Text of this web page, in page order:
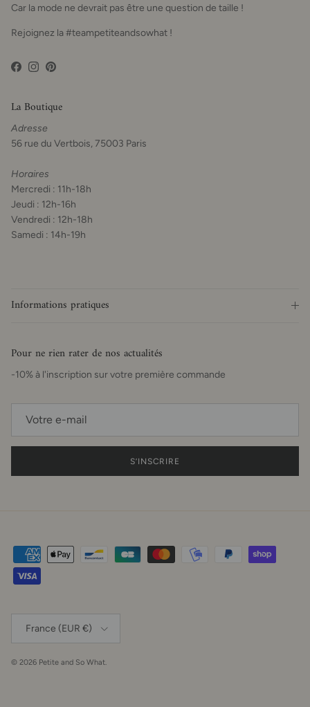
Car la mode ne devrait pas être une question de taille !
Rejoignez la #teampetiteandsowhat !
Facebook
Instagram
Pinterest
La Boutique
Adresse
56 rue du Vertbois, 75003 Paris
Horaires
Mercredi : 11h-18h
Jeudi : 12h-16h
Vendredi : 12h-18h
Samedi : 14h-19h
Informations pratiques
Pour ne rien rater de nos actualités
-10% à l'inscription sur votre première commande
S’INSCRIRE
France (EUR €)
© 2026 Petite and So What.